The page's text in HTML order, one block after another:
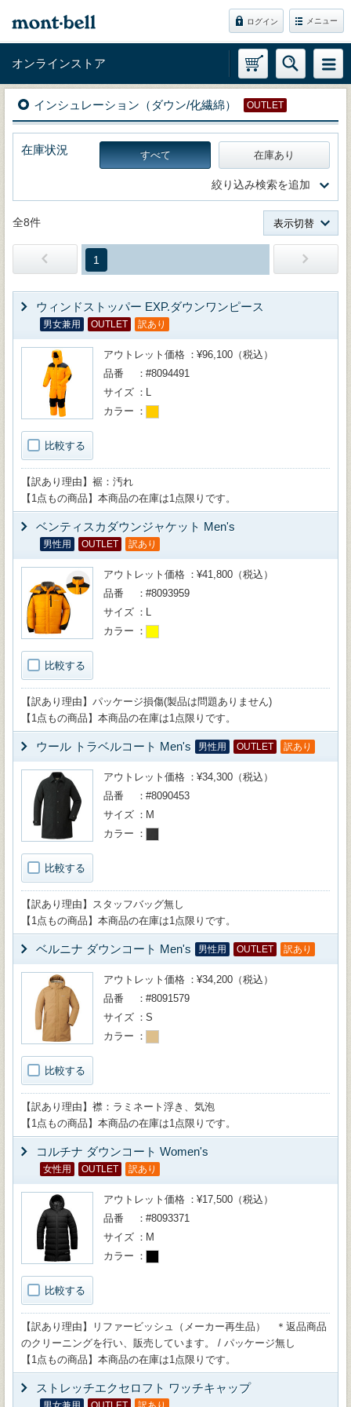
ログイン メニュー
オンラインストア
インシュレーション（ダウン/化繊綿） OUTLET
在庫状況 すべて 在庫あり
絞り込み検索を追加
全8件 表示切替
1
ウィンドストッパー EXP.ダウンワンピース
男女兼用 OUTLET 訳あり
比較する
アウトレット価格
¥96,100（税込）
品番
#8094491
サイズ
L
カラー
【訳あり理由】裾：汚れ
【1点もの商品】本商品の在庫は1点限りです。
ベンティスカダウンジャケット Men's
男性用 OUTLET 訳あり
比較する
アウトレット価格
¥41,800（税込）
品番
#8093959
サイズ
L
カラー
【訳あり理由】パッケージ損傷(製品は問題ありません)
【1点もの商品】本商品の在庫は1点限りです。
ウール トラベルコート Men's 男性用 OUTLET 訳あり
比較する
アウトレット価格
¥34,300（税込）
品番
#8090453
サイズ
M
カラー
【訳あり理由】スタッフバッグ無し
【1点もの商品】本商品の在庫は1点限りです。
ベルニナ ダウンコート Men's 男性用 OUTLET 訳あり
比較する
アウトレット価格
¥34,200（税込）
品番
#8091579
サイズ
S
カラー
【訳あり理由】襟：ラミネート浮き、気泡
【1点もの商品】本商品の在庫は1点限りです。
コルチナ ダウンコート Women's
女性用 OUTLET 訳あり
比較する
アウトレット価格
¥17,500（税込）
品番
#8093371
サイズ
M
カラー
【訳あり理由】リファービッシュ（メーカー再生品） ＊返品商品
のクリーニングを行い、販売しています。 / パッケージ無し
【1点もの商品】本商品の在庫は1点限りです。
ストレッチエクセロフト ワッチキャップ